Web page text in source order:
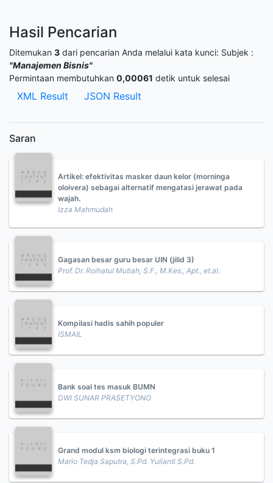
Hasil Pencarian
Ditemukan 3 dari pencarian Anda melalui kata kunci: Subjek :
"Manajemen Bisnis"
Permintaan membutuhkan 0,00061 detik untuk selesai
XML Result JSON Result
Saran
Artikel: efektivitas masker daun kelor (morninga
oloivera) sebagai alternatif mengatasi jerawat pada
wajah.
Izza Mahmudah
Gagasan besar guru besar UIN (jilid 3)
Prof. Dr. Roihatul Mutiah, S.F., M.Kes., Apt., et.al.
Kompilasi hadis sahih populer
ISMAIL
Bank soal tes masuk BUMN
DWI SUNAR PRASETYONO
Grand modul ksm biologi terintegrasi buku 1
Mario Tedja Saputra, S.Pd. Yulianti S.Pd.